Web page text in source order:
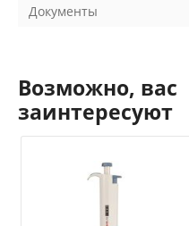
Документы
Возможно, вас
заинтересуют